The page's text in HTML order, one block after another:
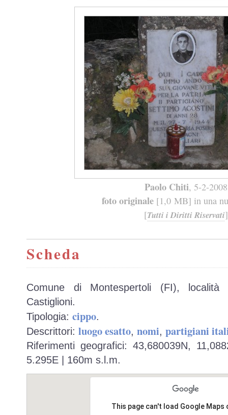
Paolo Chiti, 5-2-2008
foto originale[1,0 MB] in una
[Tutti i Diritti Riservati]
Scheda
Comune di Montespertoli (FI), località
Castiglioni.
Tipologia: cippo.
Descrittori: luogo esatto, nomi, partigiani
Riferimenti geografici: 43,680039N,
5.295E | 160m s.l.m.
This page can't load Google